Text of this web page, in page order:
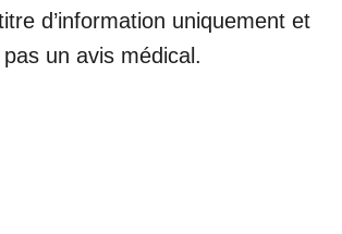
d’information uniquement et
un avis médical.